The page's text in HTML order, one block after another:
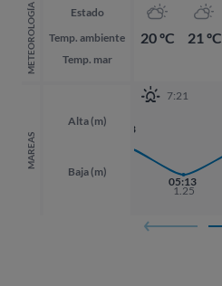
METEOROLOGÍA
Estado
Temp. ambiente
Temp. mar
MAREAS
Alta (m)
Baja (m)
20 ºC 21 ºC
7:21
22:53
05:13
1.25